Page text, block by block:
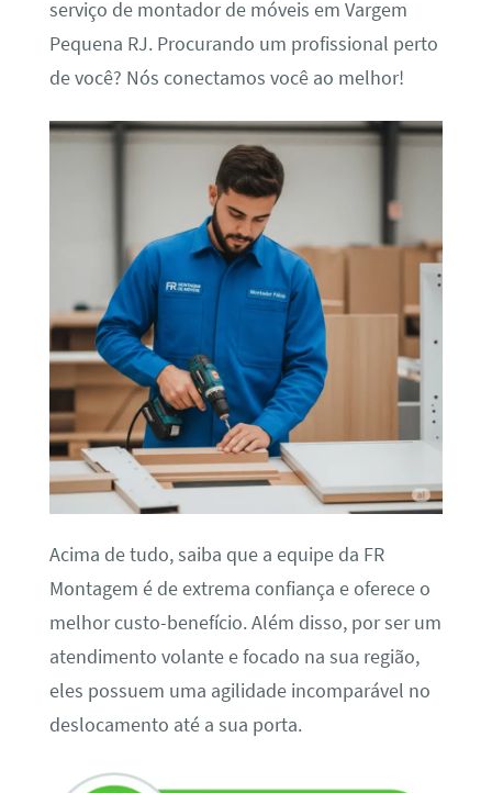
serviço de montador de móveis em Vargem
Pequena RJ. Procurando um profissional perto
de você? Nós conectamos você ao melhor!
Acima de tudo, saiba que a equipe da FR
Montagem é de extrema confiança e oferece o
melhor custo-benefício. Além disso, por ser um
atendimento volante e focado na sua região,
eles possuem uma agilidade incomparável no
deslocamento até a sua porta.